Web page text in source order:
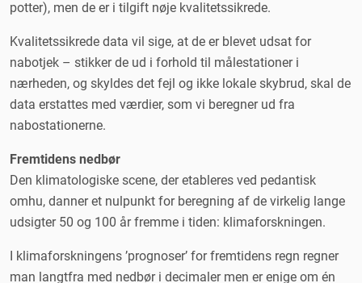
potter), men de er i tilgift nøje kvalitetssikrede.
Kvalitetssikrede data vil sige, at de er blevet udsat for
nabotjek – stikker de ud i forhold til målestationer i
nærheden, og skyldes det fejl og ikke lokale skybrud, skal de
data erstattes med værdier, som vi beregner ud fra
nabostationerne.
Fremtidens nedbør
Den klimatologiske scene, der etableres ved pedantisk
omhu, danner et nulpunkt for beregning af de virkelig lange
udsigter 50 og 100 år fremme i tiden: klimaforskningen.
I klimaforskningens ’prognoser’ for fremtidens regn regner
man langtfra med nedbør i decimaler men er enige om én